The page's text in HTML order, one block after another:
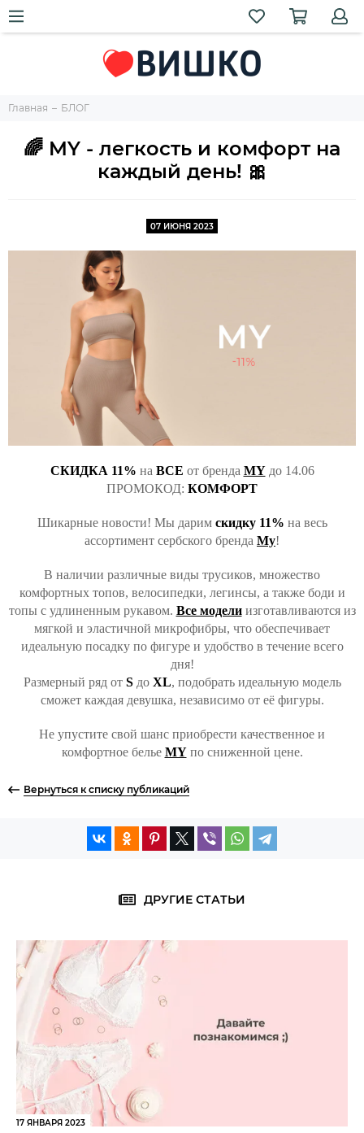
Главная БЛОГ
🌈 MY - легкость и комфорт на
каждый день! 🎀
07 ИЮНЯ 2023
СКИДКА 11% на ВСЕ от бренда MYдо 14.06
ПРОМОКОД: КОМФОРТ
Шикарные новости! Мы дарим скидку 11% на весь
ассортимент сербского бренда My!
В наличии различные виды трусиков, множество
комфортных топов, велосипедки, легинсы, а также боди и
топы с удлиненным рукавом. Все моделиизготавливаются из
мягкой и эластичной микрофибры, что обеспечивает
идеальную посадку по фигуре и удобство в течение всего
дня!
Размерный ряд от Sдо XL, подобрать идеальную модель
сможет каждая девушка, независимо от её фигуры.
Не упустите свой шанс приобрести качественное и
комфортное белье MYпо сниженной цене.
Вернуться к списку публикаций
ДРУГИЕ СТАТЬИ
17 ЯНВАРЯ 2023